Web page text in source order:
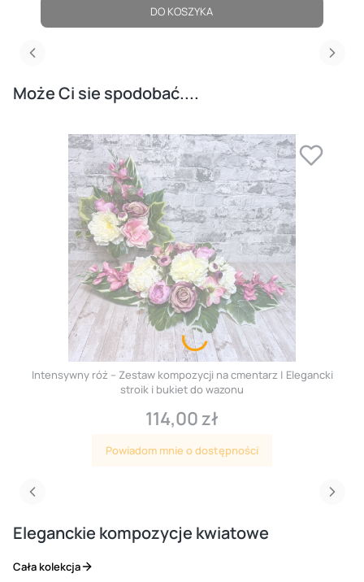
DO KOSZYKA
Może Ci sie spodobać....
Intensywny róż – Zestaw kompozycji na cmentarz | Elegancki
stroik i bukiet do wazonu
Cena
114,00 zł
Powiadom mnie o dostępności
Eleganckie kompozycje kwiatowe
Cała kolekcja